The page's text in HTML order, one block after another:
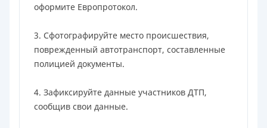
оформите Европротокол.
3. Сфотографируйте место происшествия,
поврежденный автотранспорт, составленные
полицией документы.
4. Зафиксируйте данные участников ДТП,
сообщив свои данные.